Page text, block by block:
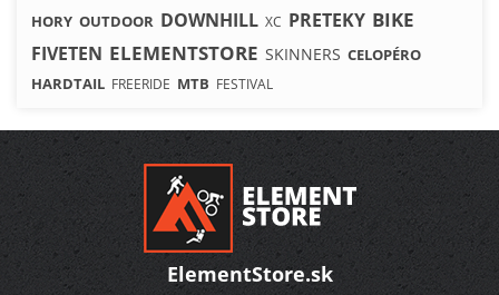
HORY OUTDOOR DOWNHILL XC PRETEKY BIKE
FIVETEN ELEMENTSTORE SKINNERS CELOPÉRO
HARDTAIL FREERIDE MTB FESTIVAL
ElementStore.sk